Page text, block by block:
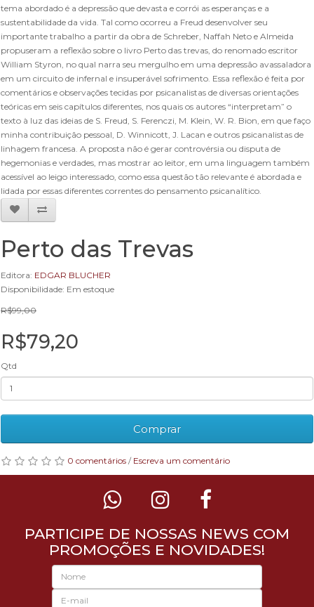
tema abordado é a depressão que devasta e corrói as esperanças e a
sustentabilidade da vida. Tal como ocorreu a Freud desenvolver seu
importante trabalho a partir da obra de Schreber, Naffah Neto e Almeida
propuseram a reflexão sobre o livro Perto das trevas, do renomado escritor
William Styron, no qual narra seu mergulho em uma depressão avassaladora
em um circuito de infernal e insuperável sofrimento. Essa reflexão é feita por
comentários e observações tecidas por psicanalistas de diversas orientações
teóricas em seis capítulos diferentes, nos quais os autores “interpretam” o
texto à luz das ideias de S. Freud, S. Ferenczi, M. Klein, W. R. Bion, em que faço
minha contribuição pessoal, D. Winnicott, J. Lacan e outros psicanalistas de
linhagem francesa. A proposta não é gerar controvérsia ou disputa de
hegemonias e verdades, mas mostrar ao leitor, em uma linguagem também
acessível ao leigo interessado, como essa questão tão relevante é abordada e
lidada por essas diferentes correntes do pensamento psicanalítico.
Perto das Trevas
Editora: EDGAR BLUCHER
Disponibilidade: Em estoque
R$99,00
R$79,20
Qtd
Comprar
0 comentários / Escreva um comentário
PARTICIPE DE NOSSAS NEWS COM
PROMOÇÕES E NOVIDADES!